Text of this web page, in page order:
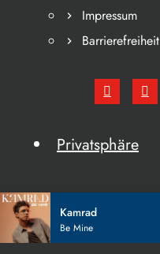
Impressum
Barrierefreiheit
Privatsphäre
Kamrad
Be Mine